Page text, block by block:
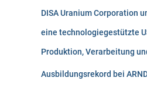
DISA Uranium Corporation
eine technologiegestützte
Produktion, Verarbeitung
Ausbildungsrekord bei